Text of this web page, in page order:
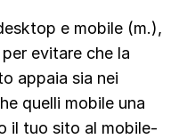
e mobile (m.),
evitare che la
appaia sia nei
quelli mobile una
il tuo sito al mobile-